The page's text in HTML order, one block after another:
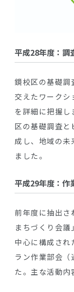
平成28年度：調
鏡校区の基礎調
交えたワークシ
を詳細に把握し
区の基礎調査と
成し、地域の未
ました。
平成29年度：作
前年度に抽出さ
まちづくり会
中心に構成され
ラン作業部会
た。主な活動内